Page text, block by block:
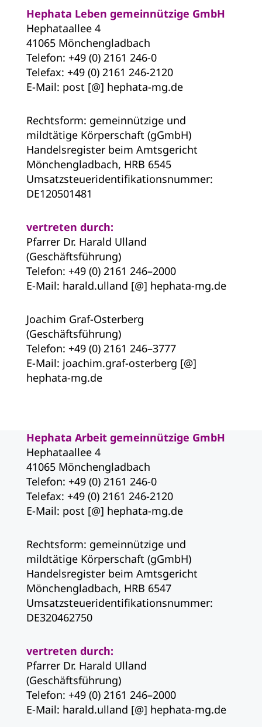
Hephata Leben gemeinnützige GmbH
Hephataallee 4
41065 Mönchengladbach
Telefon: +49 (0) 2161 246-0
Telefax: +49 (0) 2161 246-2120
E-Mail: post [@] hephata-mg.de
Rechtsform: gemeinnützige und
mildtätige Körperschaft (gGmbH)
Handelsregister beim Amtsgericht
Mönchengladbach, HRB 6545
Umsatzsteueridentifikationsnummer:
DE120501481
vertreten durch:
Pfarrer Dr. Harald Ulland
(Geschäftsführung)
Telefon: +49 (0) 2161 246–2000
E-Mail: harald.ulland [@] hephata-mg.de
Joachim Graf-Osterberg
(Geschäftsführung)
Telefon: +49 (0) 2161 246–3777
E-Mail: joachim.graf-osterberg [@]
hephata-mg.de
Hephata Arbeit gemeinnützige GmbH
Hephataallee 4
41065 Mönchengladbach
Telefon: +49 (0) 2161 246-0
Telefax: +49 (0) 2161 246-2120
E-Mail: post [@] hephata-mg.de
Rechtsform: gemeinnützige und
mildtätige Körperschaft (gGmbH)
Handelsregister beim Amtsgericht
Mönchengladbach, HRB 6547
Umsatzsteueridentifikationsnummer:
DE320462750
vertreten durch:
Pfarrer Dr. Harald Ulland
(Geschäftsführung)
Telefon: +49 (0) 2161 246–2000
E-Mail: harald.ulland [@] hephata-mg.de